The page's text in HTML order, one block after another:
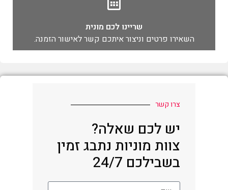
שריינו לכם מונית
השאירו פרטים וניצור איתכם קשר לאישור הזמנה.
צרו קשר
יש לכם שאלה?
צוות מוניות נתבג זמין
בשבילכם 24/7